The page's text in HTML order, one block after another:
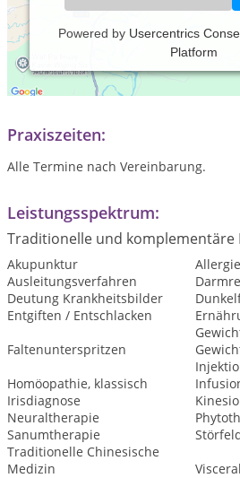
Powered by Usercentrics
Platform
Heilpraktikerin für Mensch und Tier
Humanheilpraxis, Kleintierpraxis
Praxiszeiten:
Alle Termine nach Vereinbarung.
Leistungsspektrum:
Traditionelle und komplementäre
Akupunktur
Ausleitungsverfahren
Deutung Krankheitsbilder
Entgiften / Entschlacken
Faltenunterspritzen
Homöopathie, klassisch
Irisdiagnose
Neuraltherapie
Sanumtherapie
Traditionelle Chinesische
Medizin